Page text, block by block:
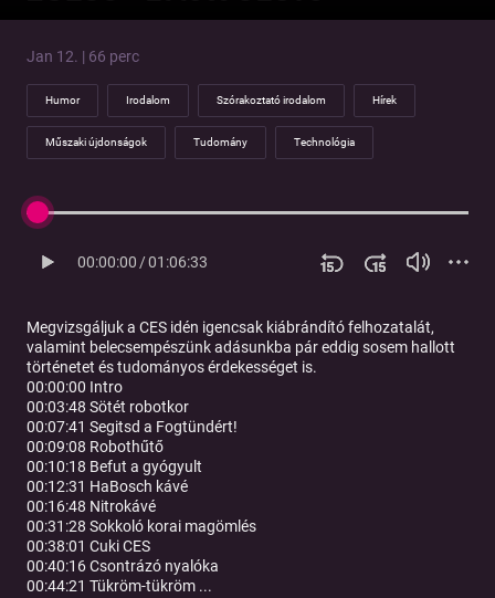
Jan 12. | 66 perc
Humor Irodalom Szórakoztató irodalom Hírek
Műszaki újdonságok Tudomány Technológia
00:00:00/01:06:33
Megvizsgáljuk a CES idén igencsak kiábrándító felhozatalát,
valamint belecsempészünk adásunkba pár eddig sosem hallott
történetet és tudományos érdekességet is.
00:00:00 Intro
00:03:48 Sötét robotkor
00:07:41 Segitsd a Fogtündért!
00:09:08 Robothűtő
00:10:18 Befut a gyógyult
00:12:31 HaBosch kávé
00:16:48 Nitrokávé
00:31:28 Sokkoló korai magömlés
00:38:01 Cuki CES
00:40:16 Csontrázó nyalóka
00:44:21 Tükröm-tükröm ...